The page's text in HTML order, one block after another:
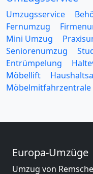
Umzugsservice
Fernumzug
Mini Umzug
Seniorenumzug
Entrümpelung
Möbellift
Möbelmitfahrzentrale
Europa-Umzüge
Umzug von